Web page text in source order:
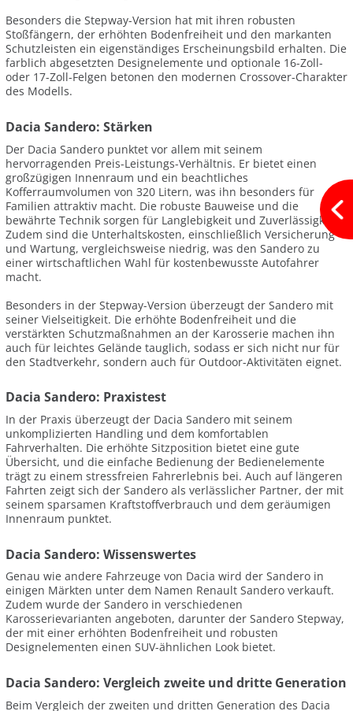
Besonders die Stepway-Version hat mit ihren robusten
Stoßfängern, der erhöhten Bodenfreiheit und den markanten
Schutzleisten ein eigenständiges Erscheinungsbild erhalten. Die
farblich abgesetzten Designelemente und optionale 16-Zoll-
oder 17-Zoll-Felgen betonen den modernen Crossover-Charakter
des Modells.
Dacia Sandero: Stärken
Der Dacia Sandero punktet vor allem mit seinem
hervorragenden Preis-Leistungs-Verhältnis. Er bietet einen
großzügigen Innenraum und ein beachtliches
Kofferraumvolumen von 320 Litern, was ihn besonders für
Familien attraktiv macht. Die robuste Bauweise und die
bewährte Technik sorgen für Langlebigkeit und Zuverlässigkeit.
Zudem sind die Unterhaltskosten, einschließlich Versicherung
und Wartung, vergleichsweise niedrig, was den Sandero zu
einer wirtschaftlichen Wahl für kostenbewusste Autofahrer
macht.
Besonders in der Stepway-Version überzeugt der Sandero mit
seiner Vielseitigkeit. Die erhöhte Bodenfreiheit und die
verstärkten Schutzmaßnahmen an der Karosserie machen ihn
auch für leichtes Gelände tauglich, sodass er sich nicht nur für
den Stadtverkehr, sondern auch für Outdoor-Aktivitäten eignet.
Dacia Sandero: Praxistest
In der Praxis überzeugt der Dacia Sandero mit seinem
unkomplizierten Handling und dem komfortablen
Fahrverhalten. Die erhöhte Sitzposition bietet eine gute
Übersicht, und die einfache Bedienung der Bedienelemente
trägt zu einem stressfreien Fahrerlebnis bei. Auch auf längeren
Fahrten zeigt sich der Sandero als verlässlicher Partner, der mit
seinem sparsamen Kraftstoffverbrauch und dem geräumigen
Innenraum punktet.
Dacia Sandero: Wissenswertes
Genau wie andere Fahrzeuge von Dacia wird der Sandero in
einigen Märkten unter dem Namen Renault Sandero verkauft.
Zudem wurde der Sandero in verschiedenen
Karosserievarianten angeboten, darunter der Sandero Stepway,
der mit einer erhöhten Bodenfreiheit und robusten
Designelementen einen SUV-ähnlichen Look bietet.
Dacia Sandero: Vergleich zweite und dritte Generation
Beim Vergleich der zweiten und dritten Generation des Dacia